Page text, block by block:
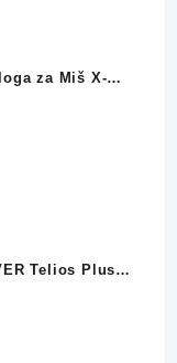
za Miš X-
Plus